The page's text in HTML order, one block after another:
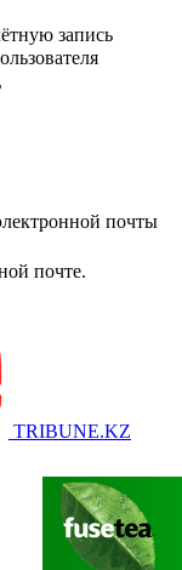
запись
почты
почте.
TRIBUNE.KZ